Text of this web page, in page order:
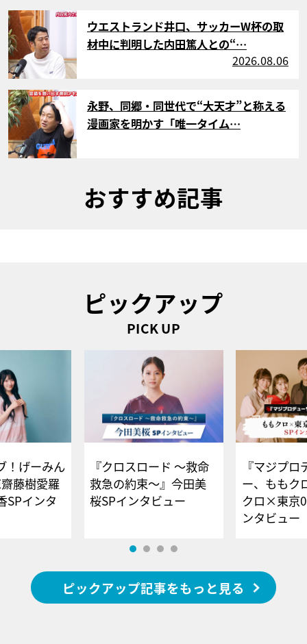
サムネイル
ウエストランド井口、サッカーW杯の取
材中に判明した内田篤人との“…
2026.08.06
サムネイル
永野、同郷・同世代で“大天才”と称える
漫画家を明かす「唯一タイム…
おすすめ記事
ピックアップ
PICK UP
！げーみん
藤樹愛羅
SPインタ
『クロスロード ～救命
救急の約束～』今田美
桜SPインタビュー
『マジプロ
ー、ももク
クロ×東京
ンタビュー
ピックアップ記事をもっと見る